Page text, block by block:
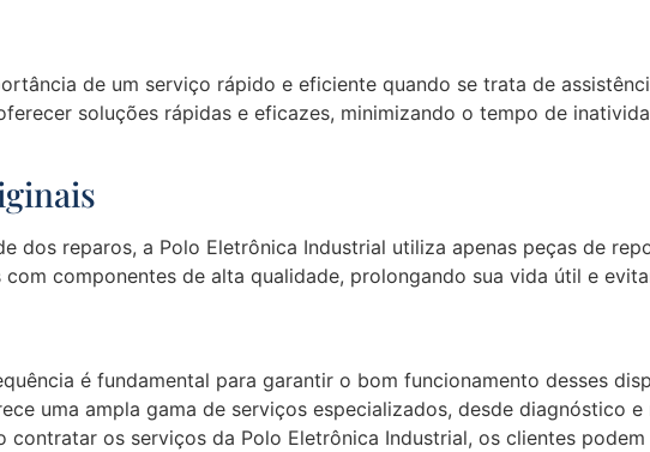
de um serviço rápido e eficiente quando se trata de
soluções rápidas e eficazes, minimizando o tempo de
dos reparos, a Polo Eletrônica Industrial utiliza apenas peças de
componentes de alta qualidade, prolongando sua vida útil e
é fundamental para garantir o bom funcionamento desses
uma ampla gama de serviços especializados, desde diagnóstico
os serviços da Polo Eletrônica Industrial, os clientes